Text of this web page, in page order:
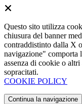
Questo sito utilizza
chiusura del banner
contraddistinto dalla X
navigazione" comporta
assenza di cookie o
sopracitati.
COOKIE POLICY
Continua la navigazione